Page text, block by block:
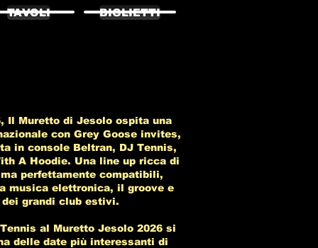
TAVOLI BIGLIETTI
Il Muretto di Jesolo ospita una
con Grey Goose invites,
in console Beltran, DJ Tennis,
A Hoodie. Una line up ricca di
perfettamente compatibili,
musica elettronica, il groove e
dei grandi club estivi.
al Muretto Jesolo 2026 si
delle date più interessanti di